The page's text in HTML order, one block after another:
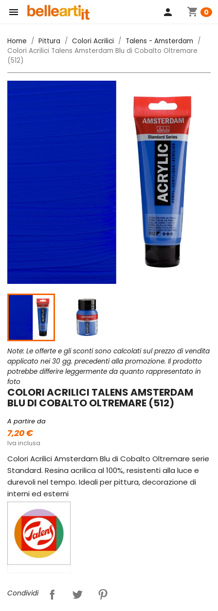
 shopping_cart 0
person
Home Pittura Colori Acrilici
Talens - Amsterdam
Colori Acrilici Talens Amsterdam Blu di Cobalto Oltremare
(512)
Note: Le offerte e gli sconti sono calcolati sul prezzo di vendita
applicato nei 30 gg. precedenti alla promozione. Il prodotto
potrebbe differire leggermente da quanto rappresentato in
foto
COLORI ACRILICI TALENS AMSTERDAM
BLU DI COBALTO OLTREMARE (512)
A partire da
7,20 €
Iva inclusa
Colori Acrilici Amsterdam Blu di Cobalto Oltremare serie
Standard. Resina acrilica al 100%, resistenti alla luce e
durevoli nel tempo. Ideali per pittura, decorazione di
interni ed esterni
Condividi